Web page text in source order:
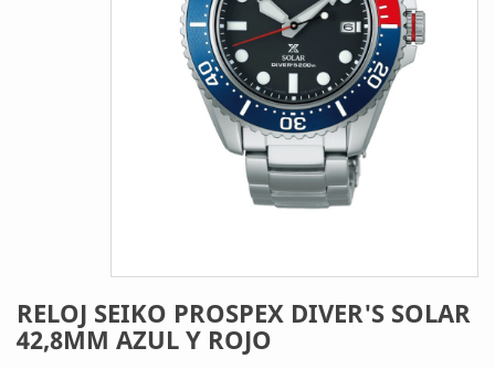
RELOJ SEIKO PROSPEX DIVER'S SOLAR
42,8MM AZUL Y ROJO